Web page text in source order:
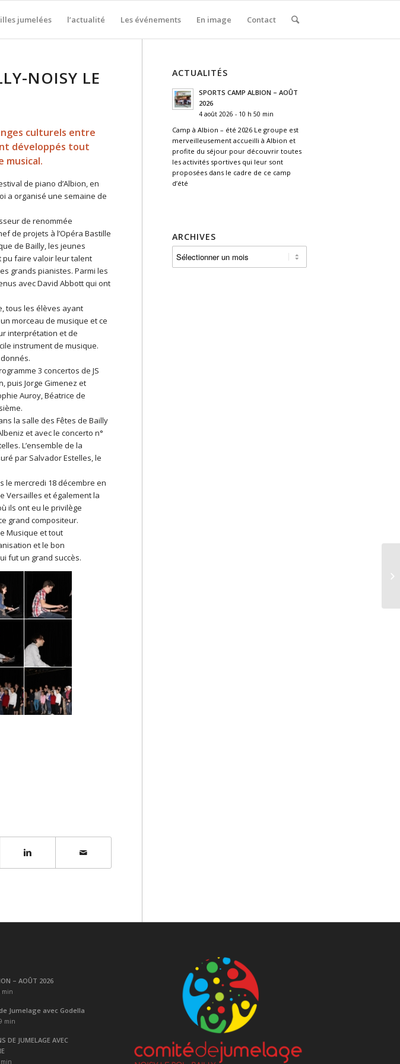
jumelées l’actualité Les événements En image Contact
NOISY LE
culturels entre
développés tout
musical.
de piano d’Albion, en
a organisé une semaine de
de renommée
de projets à l’Opéra Bastille
de Bailly, les jeunes
pu faire valoir leur talent
grands pianistes. Parmi les
avec David Abbott qui ont
tous les élèves ayant
morceau de musique et ce
interprétation et de
instrument de musique.
3 concertos de JS
puis Jorge Gimenez et
Auroy, Béatrice de
la salle des Fêtes de Bailly
et avec le concerto n°
L’ensemble de la
par Salvador Estelles, le
le mercredi 18 décembre en
Versailles et également la
ils ont eu le privilège
grand compositeur.
Musique et tout
et le bon
fut un grand succès.
ACTUALITÉS
SPORTS CAMP ALBION – AOÛT
2026
4 août 2026 - 10 h 50 min
Camp à Albion – été 2026 Le groupe est
merveilleusement accueilli à Albion et
profite du séjour pour découvrir toutes
les activités sportives qui leur sont
proposées dans le cadre de ce camp
d’été
ARCHIVES
– AOÛT 2026
min
Jumelage avec Godella
min
DE JUMELAGE AVEC